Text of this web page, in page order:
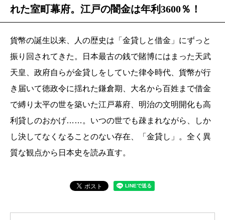
れた室町幕府。江戸の闇金は年利3600％！
貨幣の誕生以来、人の歴史は「金貸しと借金」にずっと
振り回されてきた。日本最古の銭で賭博にはまった天武
天皇、政府自らが金貸しをしていた律令時代、貨幣が行
き届いて徳政令に揺れた鎌倉期、大名から百姓まで借金
で縛り太平の世を築いた江戸幕府、明治の文明開化も高
利貸しのおかげ……。いつの世でも疎まれながら、しか
し決してなくなることのない存在、「金貸し」。全く異
質な観点から日本史を読み直す。